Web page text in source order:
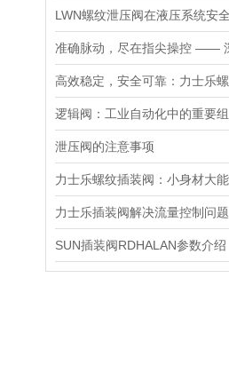
泄压阀的注意事项
力士乐插装阀解决流量控制问题
SUN插装阀RDHALAN参数介绍